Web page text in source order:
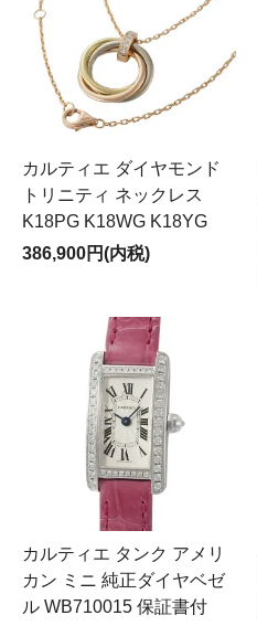
カルティエ ダイヤモンド
トリニティ ネックレス
K18PG K18WG K18YG
386,900円(内税)
カルティエ タンク アメリ
カン ミニ 純正ダイヤベゼ
ル WB710015 保証書付